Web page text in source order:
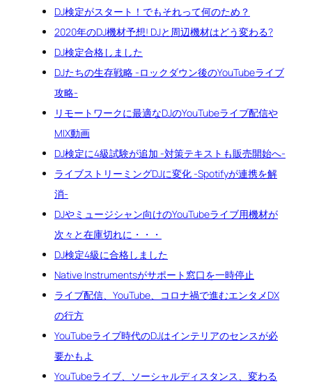
DJ検定がスタート！でもそれって何のため？
2020年のDJ機材予想! DJと周辺機材はどう変わる?
DJ検定合格しました
DJたちの生存戦略 -ロックダウン後のYouTubeライブ
攻略-
リモートワークに最適なDJのYouTubeライブ配信や
MIX動画
DJ検定に4級試験が追加 -対策テキストも販売開始へ-
ライブストリーミングDJに変化 -Spotifyが連携を解
消-
DJやミュージシャン向けのYouTubeライブ用機材が
次々と在庫切れに・・・
DJ検定4級に合格しました
Native Instrumentsがサポート窓口を一時停止
ライブ配信、YouTube、コロナ禍で進むエンタメDX
の行方
YouTubeライブ時代のDJはインテリアのセンスが必
要かもよ
YouTubeライブ、ソーシャルディスタンス、変わる